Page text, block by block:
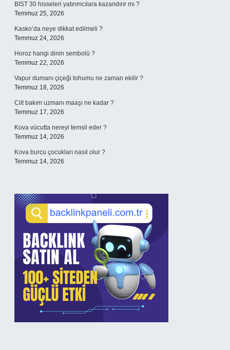
BIST 30 hisseleri yatırımcılara kazandırır mı ?
Temmuz 25, 2026
Kasko’da neye dikkat edilmeli ?
Temmuz 24, 2026
Horoz hangi dinin sembolü ?
Temmuz 22, 2026
Vapur dumanı çiçeği tohumu ne zaman ekilir ?
Temmuz 18, 2026
Cilt bakım uzmanı maaşı ne kadar ?
Temmuz 17, 2026
Kova vücutta nereyi temsil eder ?
Temmuz 14, 2026
Kova burcu çocukları nasıl olur ?
Temmuz 14, 2026